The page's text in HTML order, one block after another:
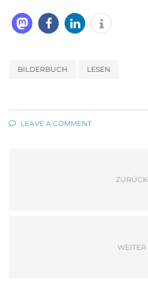
BILDERBUCH LESEN
LEAVE A COMMENT
ZURÜCK
WEITER